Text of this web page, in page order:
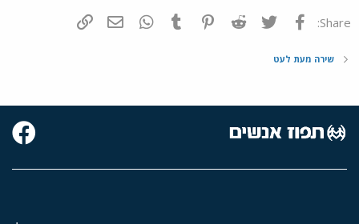
Share: פייסבוק Twitter
Reddit
Pinterest
Tumblr
WhatsAppדואר אלקטרוני
שירה מעת לעט